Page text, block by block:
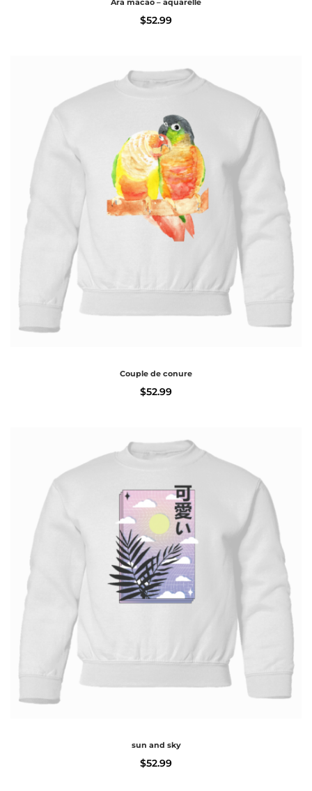
Ara macao – aquarelle
$52.99
Couple de conure
$52.99
sun and sky
$52.99